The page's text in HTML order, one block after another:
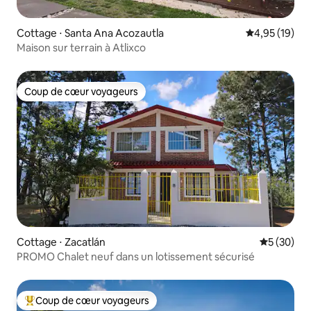
Cottage ⋅ Santa Ana Acozautla Évaluation
4,95 (19)
Maison sur terrain à Atlixco
Coup de cœur voyageurs
Coup de cœur voyageurs
Cottage ⋅ Zacatlán
5 (30)
PROMO Chalet neuf dans un lotissement sécurisé
Coups de cœur voyageurs les plus appréciés
Coup de cœur voyageurs